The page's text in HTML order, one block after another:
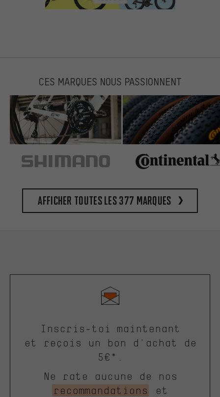
CES MARQUES NOUS PASSIONNENT
Afficher toutes les 377 marques
Inscris-toi maintenant
et reçois un bon d'achat de
5€*.
Ne rate aucune de nos
recommandations
et